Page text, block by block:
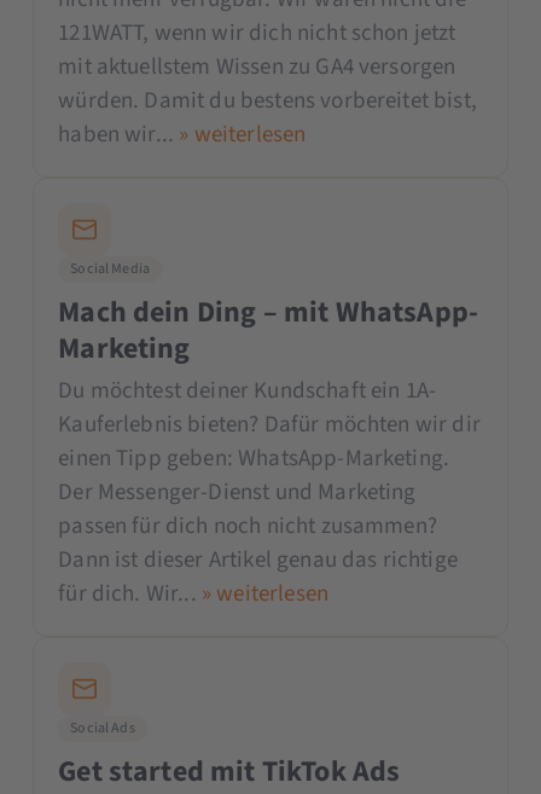
121WATT, wenn wir dich nicht schon jetzt
mit aktuellstem Wissen zu GA4 versorgen
würden. Damit du bestens vorbereitet bist,
haben wir... » weiterlesen
Social Media
Mach dein Ding – mit WhatsApp-
Marketing
Du möchtest deiner Kundschaft ein 1A-
Kauferlebnis bieten? Dafür möchten wir dir
einen Tipp geben: WhatsApp-Marketing.
Der Messenger-Dienst und Marketing
passen für dich noch nicht zusammen?
Dann ist dieser Artikel genau das richtige
für dich. Wir... » weiterlesen
Social Ads
Get started mit TikTok Ads